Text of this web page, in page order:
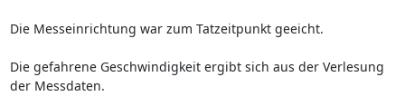
Die Messeinrichtung war zum Tatzeitpunkt geeicht.
Die gefahrene Geschwindigkeit ergibt sich aus der Verlesung
der Messdaten.